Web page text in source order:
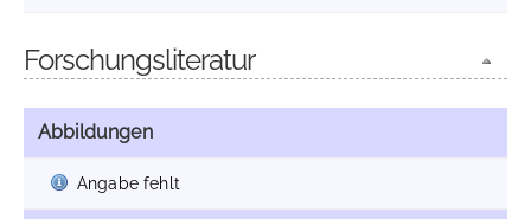
Forschungsliteratur
Abbildungen
Angabe fehlt